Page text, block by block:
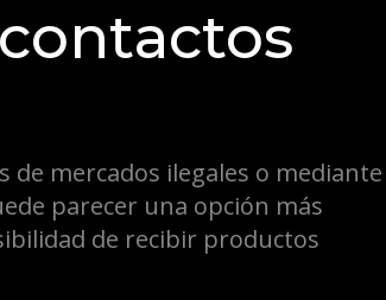
mercados ilegales o mediante
parecer una opción más
de recibir productos